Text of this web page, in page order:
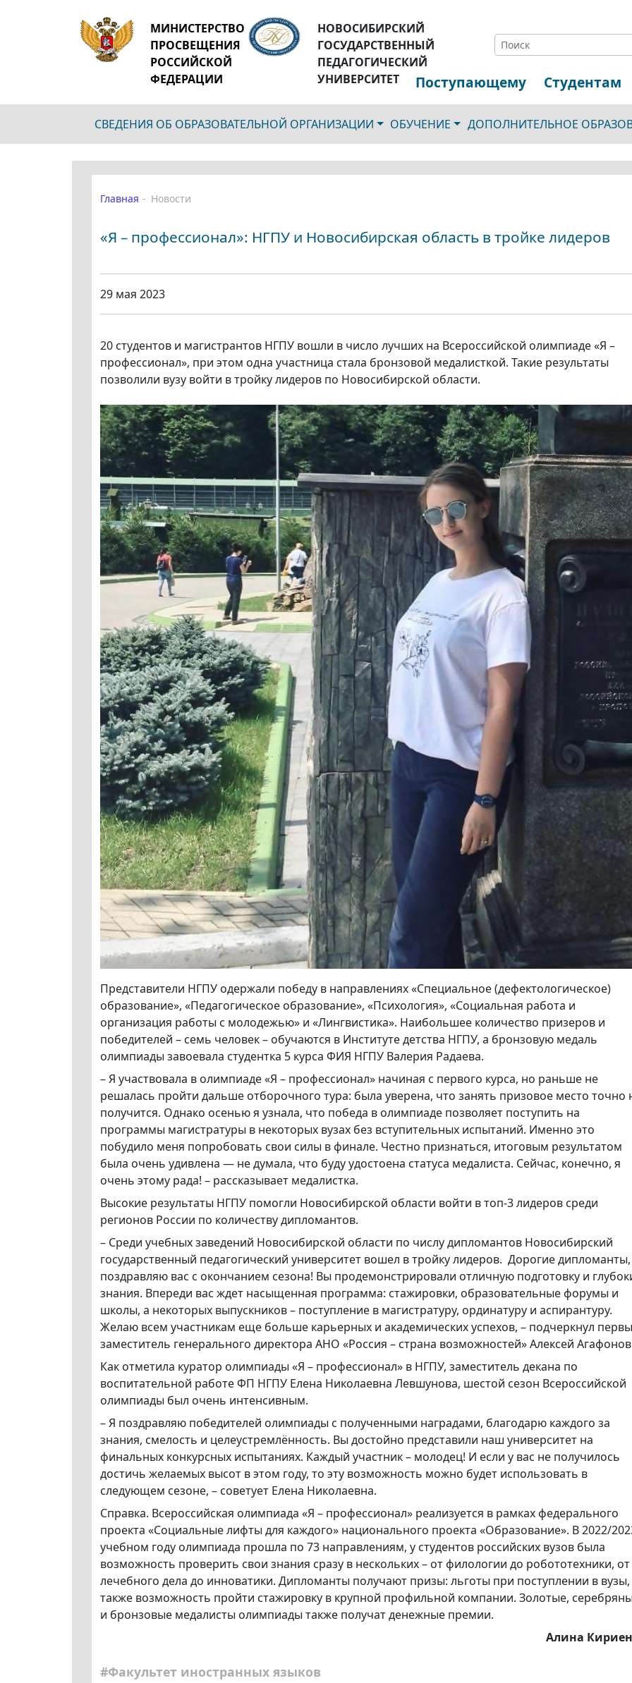
МИНИСТЕРСТВО
ПРОСВЕЩЕНИЯ
РОССИЙСКОЙ
ФЕДЕРАЦИИ
НОВОСИБИРСКИЙ
ГОСУДАРСТВЕННЫЙ
ПЕДАГОГИЧЕСКИЙ
УНИВЕРСИТЕТ
Поступающему Студентам
СВЕДЕНИЯ ОБ ОБРАЗОВАТЕЛЬНОЙ ОРГАНИЗАЦИИ ОБУЧЕНИЕ ДОПОЛНИТЕЛЬНОЕ
Главная Новости
«Я – профессионал»: НГПУ и Новосибирская область в тройке лидеров
29 мая 2023
20 студентов и магистрантов НГПУ вошли в число лучших на Всероссийской олимпиаде «Я –
профессионал», при этом одна участница стала бронзовой медалисткой. Такие результаты
позволили вузу войти в тройку лидеров по Новосибирской области.
Представители НГПУ одержали победу в направлениях «Специальное (дефектологическое)
образование», «Педагогическое образование», «Психология», «Социальная работа и
организация работы с молодежью» и «Лингвистика». Наибольшее количество призеров и
победителей – семь человек – обучаются в Институте детства НГПУ, а бронзовую медаль
олимпиады завоевала студентка 5 курса ФИЯ НГПУ Валерия Радаева.
– Я участвовала в олимпиаде «Я – профессионал» начиная с первого курса, но раньше не
решалась пройти дальше отборочного тура: была уверена, что занять призовое место точно
получится. Однако осенью я узнала, что победа в олимпиаде позволяет поступить на
программы магистратуры в некоторых вузах без вступительных испытаний. Именно это
побудило меня попробовать свои силы в финале. Честно признаться, итоговым результатом
была очень удивлена — не думала, что буду удостоена статуса медалиста. Сейчас, конечно, я
очень этому рада! – рассказывает медалистка.
Высокие результаты НГПУ помогли Новосибирской области войти в топ-3 лидеров среди
регионов России по количеству дипломантов.
– Среди учебных заведений Новосибирской области по числу дипломантов Новосибирский
государственный педагогический университет вошел в тройку лидеров. Дорогие дипломанты,
поздравляю вас с окончанием сезона! Вы продемонстрировали отличную подготовку и
знания. Впереди вас ждет насыщенная программа: стажировки, образовательные форумы и
школы, а некоторых выпускников – поступление в магистратуру, ординатуру и аспирантуру.
Желаю всем участникам еще больше карьерных и академических успехов, – подчеркнул
заместитель генерального директора АНО «Россия – страна возможностей» Алексей
Как отметила куратор олимпиады «Я – профессионал» в НГПУ, заместитель декана по
воспитательной работе ФП НГПУ Елена Николаевна Левшунова, шестой сезон Всероссийской
олимпиады был очень интенсивным.
– Я поздравляю победителей олимпиады с полученными наградами, благодарю каждого за
знания, смелость и целеустремлённость. Вы достойно представили наш университет на
финальных конкурсных испытаниях. Каждый участник – молодец! И если у вас не получилось
достичь желаемых высот в этом году, то эту возможность можно будет использовать в
следующем сезоне, – советует Елена Николаевна.
Справка. Всероссийская олимпиада «Я – профессионал» реализуется в рамках федерального
проекта «Социальные лифты для каждого» национального проекта «Образование». В 2022/
учебном году олимпиада прошла по 73 направлениям, у студентов российских вузов была
возможность проверить свои знания сразу в нескольких – от филологии до робототехники, от
лечебного дела до инноватики. Дипломанты получают призы: льготы при поступлении в вузы,
также возможность пройти стажировку в крупной профильной компании. Золотые,
и бронзовые медалисты олимпиады также получат денежные премии.
Алина
#Факультет иностранных языков